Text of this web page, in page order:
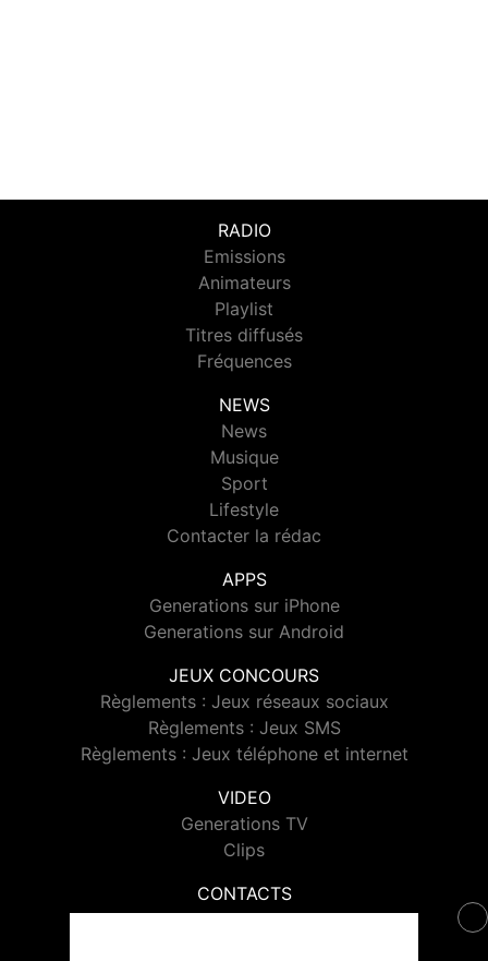
RADIO
Emissions
Animateurs
Playlist
Titres diffusés
Fréquences
NEWS
News
Musique
Sport
Lifestyle
Contacter la rédac
APPS
Generations sur iPhone
Generations sur Android
JEUX CONCOURS
Règlements : Jeux réseaux sociaux
Règlements : Jeux SMS
Règlements : Jeux téléphone et internet
VIDEO
Generations TV
Clips
CONTACTS
Contacter Generations